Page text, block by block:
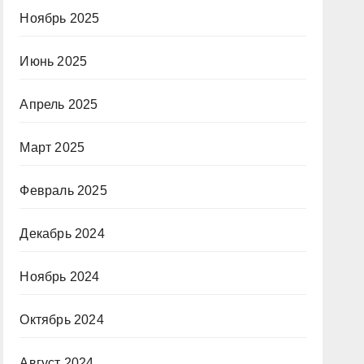
Ноябрь 2025
Июнь 2025
Апрель 2025
Март 2025
Февраль 2025
Декабрь 2024
Ноябрь 2024
Октябрь 2024